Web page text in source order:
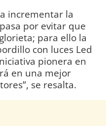
incrementar la
por evitar que
para ello la
con luces Led
pionera en
en una mejor
se resalta.